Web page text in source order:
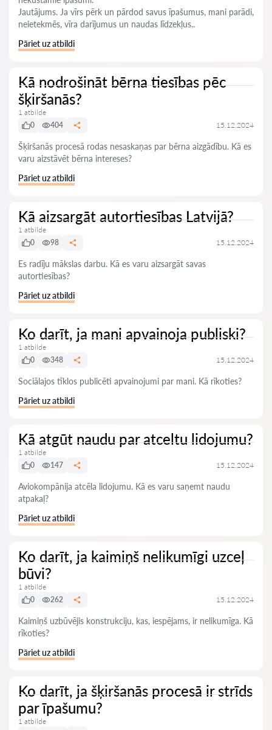
Jautājums. Ja vīrs pērk un pārdod savus īpašumus, mani parādi,
neietekmēs, vīra darījumus un naudas līdzekļus..
Pāriet uz atbildi
Kā nodrošināt bērna tiesības pēc
šķiršanās?
1 atbilde
0
404 15.12.2024
Šķiršanās procesā rodas nesaskaņas par bērna aizgādību. Kā es
varu aizstāvēt bērna intereses?
Pāriet uz atbildi
Kā aizsargāt autortiesības Latvijā?
1 atbilde
0
98 15.12.2024
Es radīju mākslas darbu. Kā es varu aizsargāt savas
autortiesības?
Pāriet uz atbildi
Ko darīt, ja mani apvainoja publiski?
1 atbilde
0
348 15.12.2024
Sociālajos tīklos publicēti apvainojumi par mani. Kā rīkoties?
Pāriet uz atbildi
Kā atgūt naudu par atceltu lidojumu?
1 atbilde
0
147 15.12.2024
Aviokompānija atcēla lidojumu. Kā es varu saņemt naudu
atpakaļ?
Pāriet uz atbildi
Ko darīt, ja kaimiņš nelikumīgi uzceļ
būvi?
1 atbilde
0
262 15.12.2024
Kaimiņš uzbūvējis konstrukciju, kas, iespējams, ir nelikumīga. Kā
rīkoties?
Pāriet uz atbildi
Ko darīt, ja šķiršanās procesā ir strīds
par īpašumu?
1 atbilde